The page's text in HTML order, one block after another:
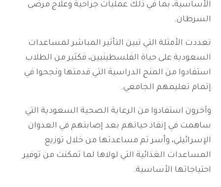
الأساسية، بما في ذلك عمليات جراحية وعلاج مرضى
السرطان.
تعددت الأمثلة التي تبين التأثير المباشر لمساعدات
السعودية على حياة الفلسطينيين، فكثير من الطلاب
استفادوا من المنح الدراسية التي قدمتها ونجحوا في
إتمام تعليمهم الجامعي.
وآخرون استفادوا من الرعاية الصحية السعودية التي
ساهمت في إنقاذ حياتهم بعد إصابتهم في العدوان
الإسرائيلي، وأسر تم مساعدتها من خلال توزيع
المساعدات الغذائية التي لولاها لما تمكنت من توفير
احتياجاتها الأساسية.